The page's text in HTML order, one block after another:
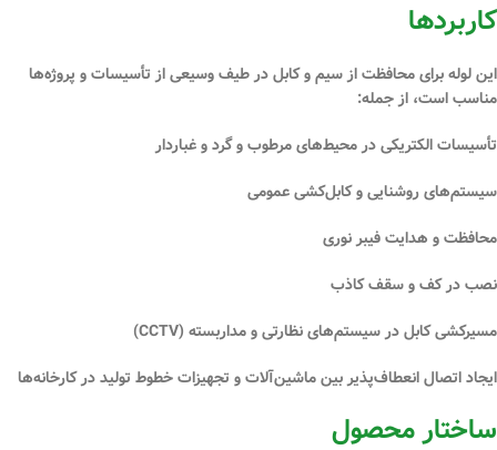
کاربردها
این لوله برای محافظت از سیم و کابل در طیف وسیعی از تأسیسات و پروژه‌ها
مناسب است، از جمله:
تأسیسات الکتریکی در محیط‌هایمرطوبوگرد و غباردار
سیستم‌هایروشناییو کابل‌کشی عمومی
محافظت و هدایتفیبر نوری
نصب درکف و سقف کاذب
مسیرکشی کابل درسیستم‌های نظارتی و مداربسته (CCTV)
ایجاد اتصال انعطاف‌پذیر بینماشین‌آلاتو تجهیزات خطوط تولیددر کارخانه‌ها
ساختار محصول